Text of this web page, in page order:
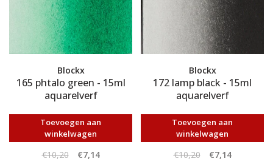
Blockx
165 phtalo green - 15ml
aquarelverf
Toevoegen aan
winkelwagen
€10,20 €7,14
Blockx
172 lamp black - 15ml
aquarelverf
Toevoegen aan
winkelwagen
€10,20 €7,14